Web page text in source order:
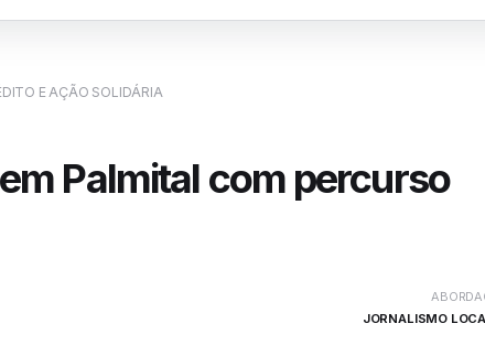
E AÇÃO SOLIDÁRIA
Palmital com percurso
JORNALISMO